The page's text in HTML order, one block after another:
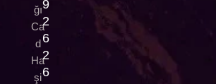
ğı
Ca
d
Ha
şi
9
2
6
2
6